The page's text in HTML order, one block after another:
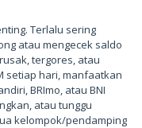
Terlalu sering
atau mengecek saldo
tergores, atau
setiap hari, manfaatkan
BRImo, atau BNI
atau tunggu
kelompok/pendamping